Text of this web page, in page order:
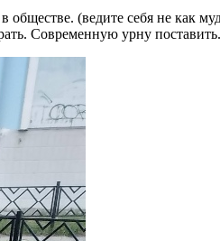
обществе. (ведите себя не как
Современную урну поставить.